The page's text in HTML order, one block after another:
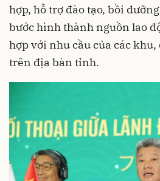
hợp, hỗ trợ đào tạo, bồi
bước hình thành nguồn lao
hợp với nhu cầu của các
trên địa bàn tỉnh.